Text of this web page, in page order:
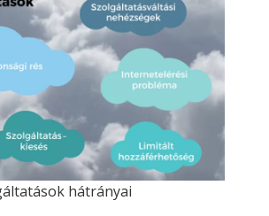
hátrányai